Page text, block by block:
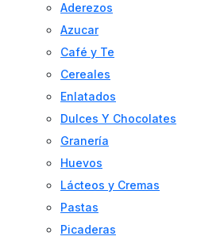
Aderezos
Azucar
Café y Te
Cereales
Enlatados
Dulces Y Chocolates
Granería
Huevos
Lácteos y Cremas
Pastas
Picaderas